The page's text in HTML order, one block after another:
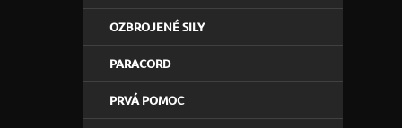
OZBROJENÉ SILY
PARACORD
PRVÁ POMOC